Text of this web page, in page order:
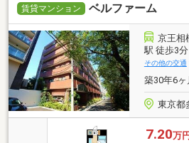
賃貸マンション ベルファーム
京王相
駅 徒歩3分
その他の交通
築30年6
東京都
7.20万